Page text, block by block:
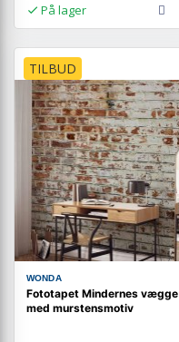
På lager
TILBUD
WONDA
Fototapet Mindernes vægge
med murstensmotiv